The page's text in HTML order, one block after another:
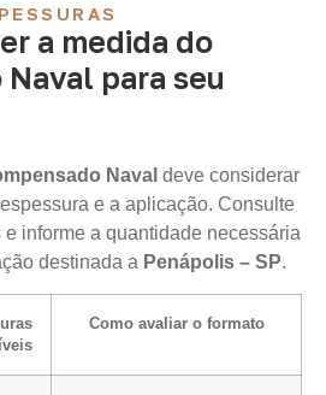
a medida do
para seu
Naval deve considerar
e a aplicação. Consulte
informe a quantidade necessária
destinada a Penápolis – SP.
Como avaliar o formato